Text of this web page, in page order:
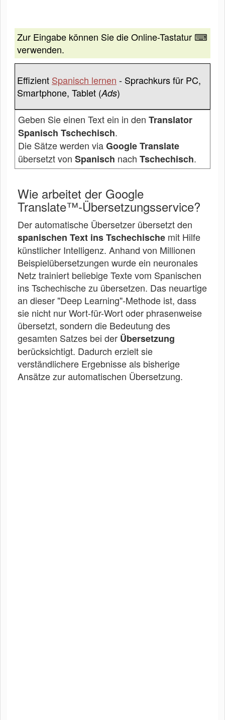
Zur Eingabe können Sie die Online-Tastatur ⌨
verwenden.
Effizient Spanisch lernen - Sprachkurs für PC,
Smartphone, Tablet (Ads)
Geben Sie einen Text ein in den Translator
Spanisch Tschechisch.
Die Sätze werden viaGoogle Translate
übersetzt von Spanisch nach Tschechisch.
Wie arbeitet der Google
Translate™-Übersetzungsservice?
Der automatische Übersetzer übersetzt den
spanischen Text ins Tschechische mit Hilfe
künstlicher Intelligenz. Anhand von Millionen
Beispielübersetzungen wurde ein neuronales
Netz trainiert beliebige Texte vom Spanischen
ins Tschechische zu übersetzen. Das neuartige
an dieser "Deep Learning"-Methode ist, dass
sie nicht nur Wort-für-Wort oder phrasenweise
übersetzt, sondern die Bedeutung des
gesamten Satzes bei der Übersetzung
berücksichtigt. Dadurch erzielt sie
verständlichere Ergebnisse als bisherige
Ansätze zur automatischen Übersetzung.